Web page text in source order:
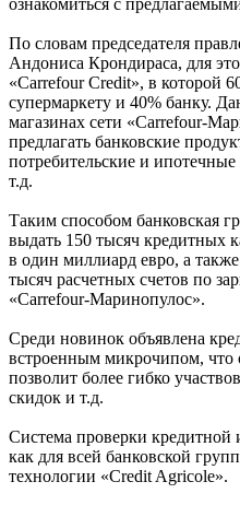
ознакомиться с
По словам председателя
Андониса Крондираса, для
«Carrefour Credit», в которой
супермаркету и 40% банку.
магазинах сети «Carrefour-
предлагать банковские
потребительские и
т.д.
Таким способом банковская
выдать 150 тысяч кредитных
в один миллиард евро, а
тысяч расчетных счетов по
«Carrefour-Маринопулос».
Среди новинок объявлена
встроенным микрочипом, что
позволит более гибко
скидок и т.д.
Система проверки кредитной
как для всей банковской
технологии «Credit Agricole».